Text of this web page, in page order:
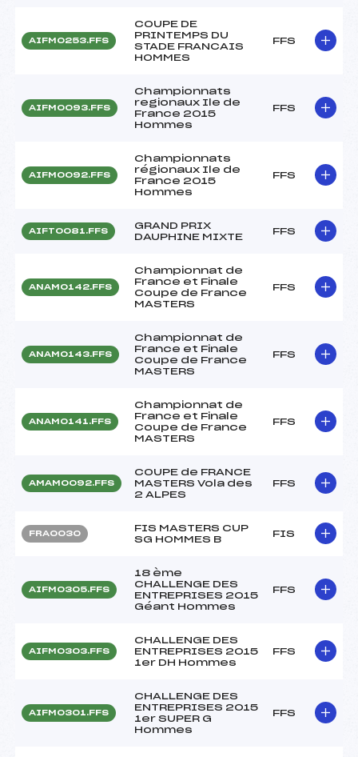
AIFM0253.FFS
COUPE DE
PRINTEMPS DU
STADE FRANCAIS
HOMMES
FFS
AIFM0093.FFS
Championnats
regionaux Ile de
France 2015
Hommes
FFS
AIFM0092.FFS
Championnats
régionaux Ile de
France 2015
Hommes
FFS
AIFT0081.FFS
GRAND PRIX
DAUPHINE MIXTE
FFS
ANAM0142.FFS
Championnat de
France et Finale
Coupe de France
MASTERS
FFS
ANAM0143.FFS
Championnat de
France et Finale
Coupe de France
MASTERS
FFS
ANAM0141.FFS
Championnat de
France et Finale
Coupe de France
MASTERS
FFS
AMAM0092.FFS
COUPE de FRANCE
MASTERS Vola des
2 ALPES
FFS
FRA0030
FIS MASTERS CUP
SG HOMMES B
FIS
AIFM0305.FFS
18 ème
CHALLENGE DES
ENTREPRISES 2015
Géant Hommes
FFS
AIFM0303.FFS
CHALLENGE DES
ENTREPRISES 2015
1er DH Hommes
FFS
AIFM0301.FFS
CHALLENGE DES
ENTREPRISES 2015
1er SUPER G
Hommes
FFS